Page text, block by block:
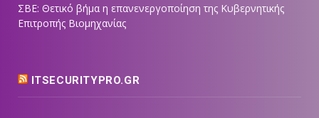
ΣΒΕ: Θετικό βήμα η επανενεργοποίηση της Κυβερνητικής
Επιτροπής Βιομηχανίας
ITSECURITYPRO.GR